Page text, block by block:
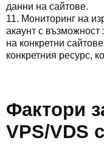
данни на сайтове.
11. Мониторинг на
акаунт с възможност
на конкретни
конкретния ресурс,
Фактори
VPS/VDS